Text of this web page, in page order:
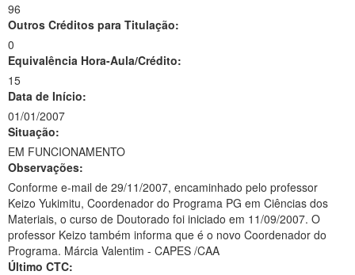
96
Outros Créditos para Titulação:
0
Equivalência Hora-Aula/Crédito:
15
Data de Início:
01/01/2007
Situação:
EM FUNCIONAMENTO
Observações:
Conforme e-mail de 29/11/2007, encaminhado pelo professor
Keizo Yukimitu, Coordenador do Programa PG em Ciências dos
Materiais, o curso de Doutorado foi iniciado em 11/09/2007. O
professor Keizo também informa que é o novo Coordenador do
Programa. Márcia Valentim - CAPES /CAA
Último CTC: